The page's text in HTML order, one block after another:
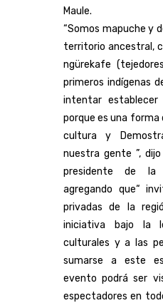
Maule.
“Somos mapuche y
territorio ancestral,
ngürekafe
primeros indígenas
intentar establecer
porque es una forma
cultura y
nuestra gente ”, dijo
presidente de la
agregando que“
privadas de la
iniciativa bajo la
culturales y a las
sumarse a este
evento podrá ser
espectadores en